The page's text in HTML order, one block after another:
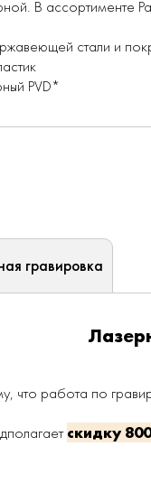
В ассортименте
стали и
PVD*
гравировка
что работа по
скидку